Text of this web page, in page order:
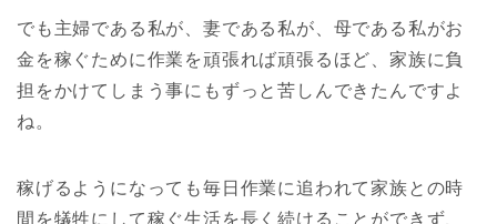
でも主婦である私が、妻である私が、母である私がお
金を稼ぐために作業を頑張れば頑張るほど、家族に負
担をかけてしまう事にもずっと苦しんできたんですよ
ね。
稼げるようになっても毎日作業に追われて家族との時
間を犠牲にして稼ぐ生活を長く続けることができず、